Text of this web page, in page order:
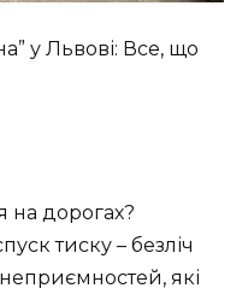
у Львові: Все, що
на дорогах?
тиску – безліч
які